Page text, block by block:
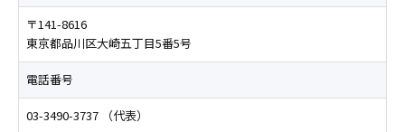
〒141-8616
東京都品川区大崎五丁目5番5号
電話番号
03-3490-3737 （代表）